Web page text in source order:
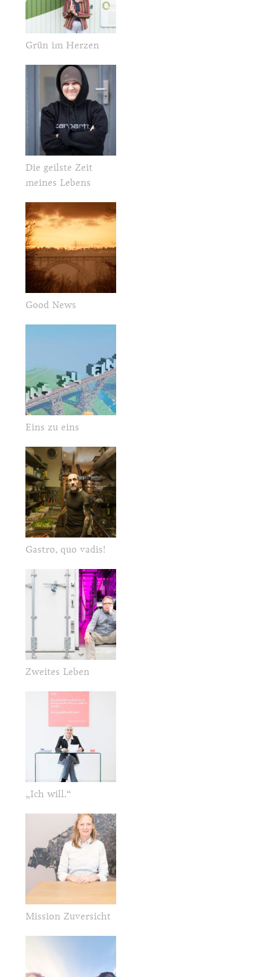
Grün im Herzen
Die geilste Zeit
meines Lebens
Good News
Eins zu eins
Gastro, quo vadis!
Zweites Leben
„Ich will.“
Mission Zuversicht